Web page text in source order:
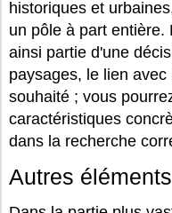
historiques et
un pôle à part entière.
ainsi partie d'une
paysages, le lien
souhaité ; vous
caractéristiques
dans la recherche
Autres